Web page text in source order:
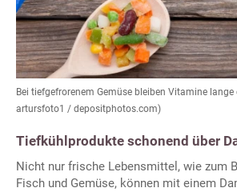
Bei tiefgefrorenem Gemüse bleiben Vitamine
artursfoto1 / depositphotos.com)
Tiefkühlprodukte schonend über
Nicht nur frische Lebensmittel, wie zum
Fisch und Gemüse, können mit einem